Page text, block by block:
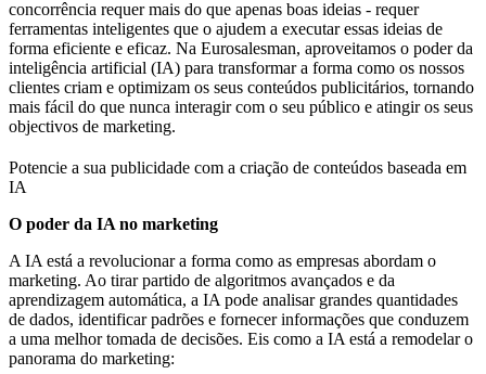
concorrência requer mais do que apenas boas ideias - requer
ferramentas inteligentes que o ajudem a executar essas ideias de
forma eficiente e eficaz. Na Eurosalesman, aproveitamos o poder da
inteligência artificial (IA) para transformar a forma como os nossos
clientes criam e optimizam os seus conteúdos publicitários, tornando
mais fácil do que nunca interagir com o seu público e atingir os seus
objectivos de marketing.
Potencie a sua publicidade com a criação de conteúdos baseada em
IA
O poder da IA no marketing
A IA está a revolucionar a forma como as empresas abordam o
marketing. Ao tirar partido de algoritmos avançados e da
aprendizagem automática, a IA pode analisar grandes quantidades
de dados, identificar padrões e fornecer informações que conduzem
a uma melhor tomada de decisões. Eis como a IA está a remodelar o
panorama do marketing: